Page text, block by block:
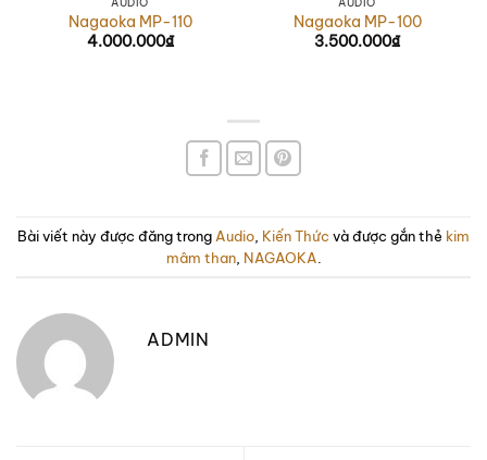
Nagaoka MP-110
4.000.000₫
Nagaoka MP-100
3.500.000₫
Bài viết này được đăng trong Audio Kiến Thức và được gắn thẻ kim
mâm than, NAGAOKA
ADMIN